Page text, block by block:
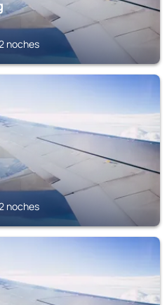
noches
noches